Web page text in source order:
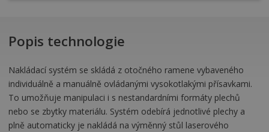
Popis technologie
Nakládací systém se skládá z otočného ramene vybaveného
individuálně a manuálně ovládanými vysokotlakými přísavkami.
To umožňuje manipulaci i s nestandardními formáty plechů
nebo se zbytky materiálu. Systém odebírá jednotlivé plechy a
plně automaticky je nakládá na výměnný stůl laserového